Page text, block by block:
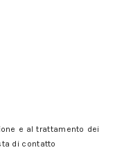
e al trattamento dei
di contatto